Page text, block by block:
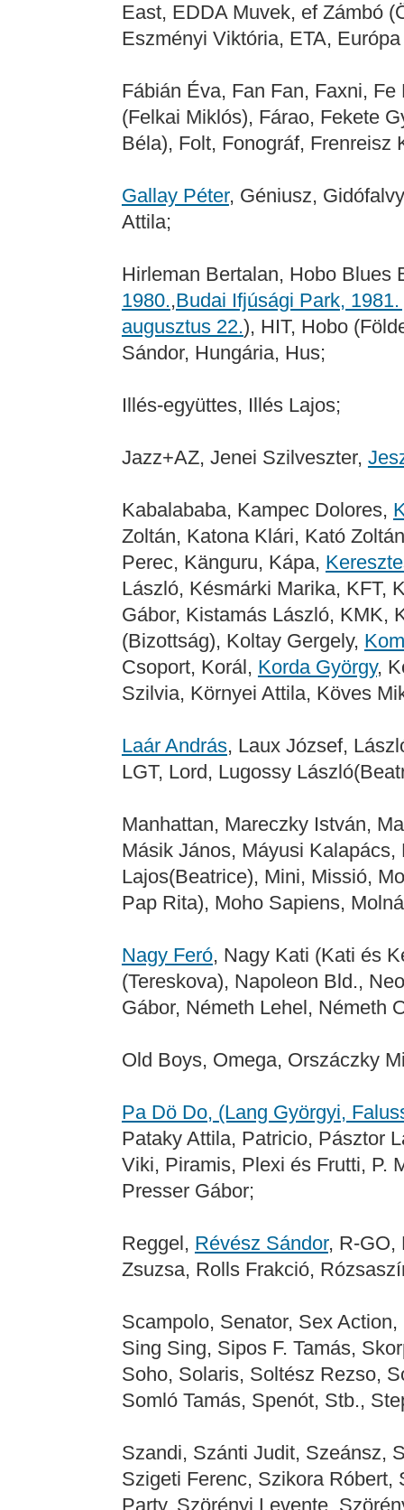
East, EDDA Muvek, ef Zámbó
Eszményi Viktória, ETA,
Fábián Éva, Fan Fan, Faxni,
(Felkai Miklós), Fárao, Fekete
Béla), Folt, Fonográf, Frenreisz
Gallay Péter, Géniusz,
Attila;
Hirleman Bertalan, Hobo Blues
1980.,Budai Ifjúsági Park,
augusztus 22.), HIT, Hobo
Sándor, Hungária, Hus;
Illés-együttes, Illés Lajos;
Jazz+AZ, Jenei Szilveszter,
Kabalababa, Kampec Dolores,
Zoltán, Katona Klári, Kató
Perec, Känguru, Kápa,
László, Késmárki Marika, KFT,
Gábor, Kistamás László, KMK,
(Bizottság), Koltay Gergely,
Csoport, Korál, Korda György,
Szilvia, Környei Attila, Köves
Laár András, Laux József,
LGT, Lord, Lugossy
Manhattan, Mareczky István,
Másik János, Máyusi
Lajos(Beatrice), Mini, Missió,
Pap Rita), Moho Sapiens,
Nagy Feró, Nagy Kati (Kati és
(Tereskova), Napoleon Bld.,
Gábor, Németh Lehel, Németh
Old Boys, Omega, Orszáczky
Pa Dö Do, (Lang Györgyi,
Pataky Attila, Patricio, Pásztor
Viki, Piramis, Plexi és Frutti, P.
Presser Gábor;
Reggel, Révész Sándor, R-GO,
Zsuzsa, Rolls Frakció,
Scampolo, Senator, Sex
Sing Sing, Sipos F. Tamás,
Soho, Solaris, Soltész Rezso,
Somló Tamás, Spenót, Stb.,
Szandi, Szánti Judit, Szeánsz,
Szigeti Ferenc, Szikora
Party, Szörényi Levente,